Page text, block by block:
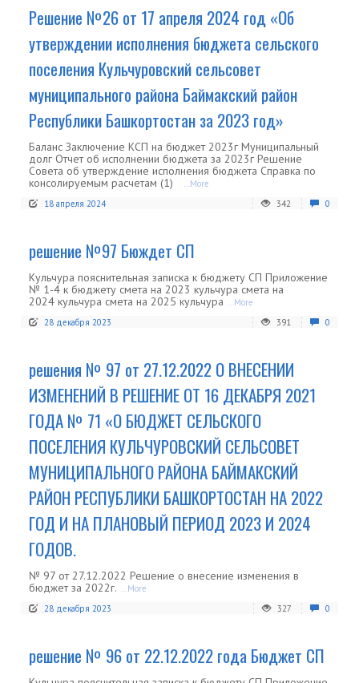
Решение №26 от 17 апреля 2024 год «Об
утверждении исполнения бюджета сельского
поселения Кульчуровский сельсовет
муниципального района Баймакский район
Республики Башкортостан за 2023 год»
Баланс Заключение КСП на бюджет 2023г Муниципальный
долг Отчет об исполнении бюджета за 2023г Решение
Совета об утверждение исполнения бюджета Справка по
консолируемым расчетам (1)
...More
18 апреля 2024
342 0
решение №97 Бюждет СП
Кульчура пояснительная записка к бюджету СП Приложение
№ 1-4 к бюджету смета на 2023 кульчура смета на
2024 кульчура смета на 2025 кульчура ...More
28 декабря 2023
391 0
решения № 97 от 27.12.2022 О ВНЕСЕНИИ
ИЗМЕНЕНИЙ В РЕШЕНИЕ ОТ 16 ДЕКАБРЯ 2021
ГОДА № 71 «О БЮДЖЕТ СЕЛЬСКОГО
ПОСЕЛЕНИЯ КУЛЬЧУРОВСКИЙ СЕЛЬСОВЕТ
МУНИЦИПАЛЬНОГО РАЙОНА БАЙМАКСКИЙ
РАЙОН РЕСПУБЛИКИ БАШКОРТОСТАН НА 2022
ГОД И НА ПЛАНОВЫЙ ПЕРИОД 2023 И 2024
ГОДОВ.
№ 97 от 27.12.2022 Решение о внесение изменения в
бюджет за 2022г. ...More
28 декабря 2023
327 0
решение № 96 от 22.12.2022 года Бюджет СП